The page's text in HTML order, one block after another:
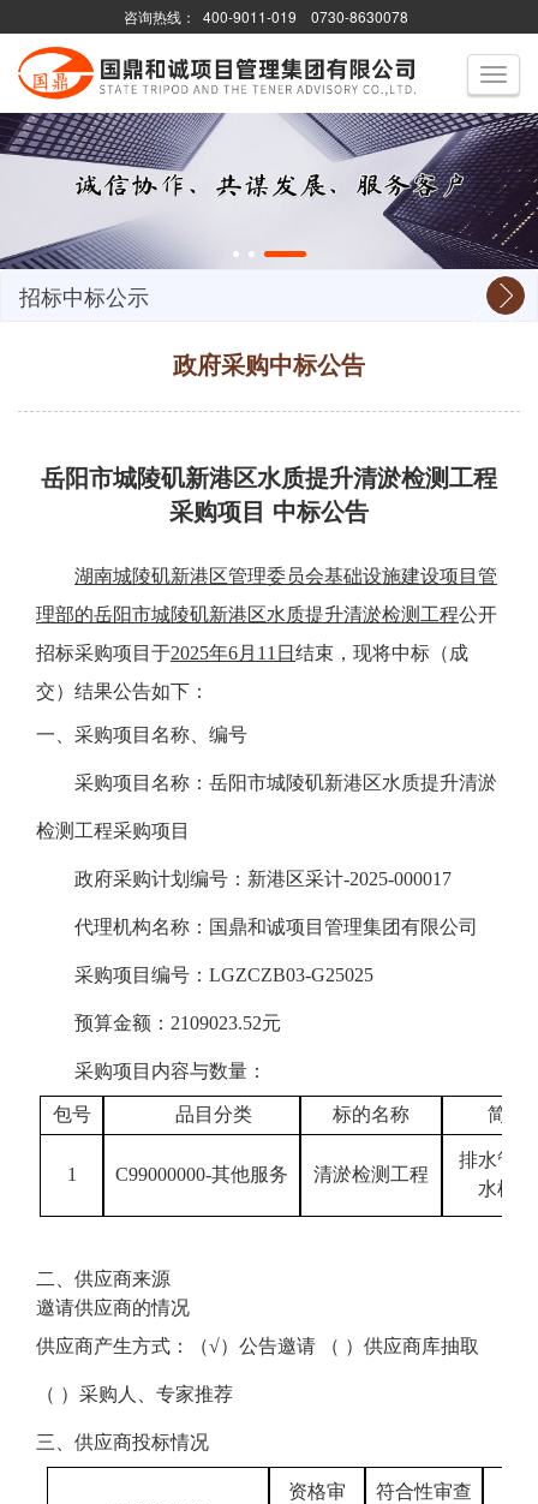
咨询热线： 400-9011-019 0730-8630078
招标中标公示
政府采购中标公告
岳阳市城陵矶新港区水质提升清淤检测工程
采购项目 中标公告
湖南城陵矶新港区管理委员会基础设施建设项目管
理部的岳阳市城陵矶新港区水质提升清淤检测工程公开
招标采购项目于2025年6月11日 结束 ，现将中标 （ 成
交） 结果公告如下：
一、 采购项目 名称、编号
采购项目名称： 岳阳市城陵矶新港区水质提升清淤
检测工程采购项目
政府采购计划编号：新港区采计-2025-000017
代理机构名称：国鼎和诚项目管理集团有限公司
采购项目编号： LGZCZB03-G25025
预算金额： 2109023.52元
采购项目内容与数量：
包号 品目分类 标的名称 简要
1 C99000000-其他服务 清淤检测工程
排水管
水样
二、供应商来源
邀请供应商的情况
供应商产生方式：（√）公告邀请 （ ）供应商库抽取
（ ）采购人、专家推荐
三、供应商投标情况
资格审 符合性审查
Toggle